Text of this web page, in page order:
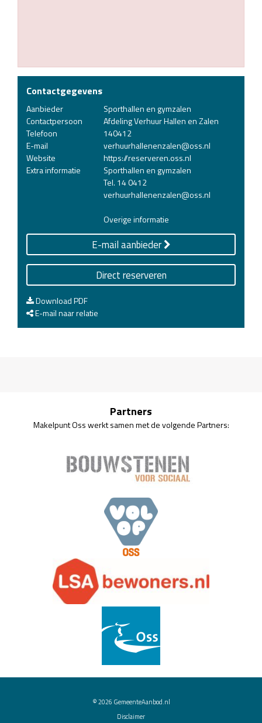
Contactgegevens
Aanbieder
Sporthallen en gymzalen
Contactpersoon
Afdeling Verhuur Hallen en Zalen
Telefoon
140412
E-mail
verhuurhallenenzalen@oss.nl
Website
https://reserveren.oss.nl
Extra informatie
Sporthallen en gymzalen
Tel. 14 0412
verhuurhallenenzalen@oss.nl
Overige informatie
E-mail aanbieder
Direct reserveren
Download PDF
E-mail naar relatie
Partners
Makelpunt Oss werkt samen met de volgende Partners:
© 2026 GemeenteAanbod.nl
Disclaimer